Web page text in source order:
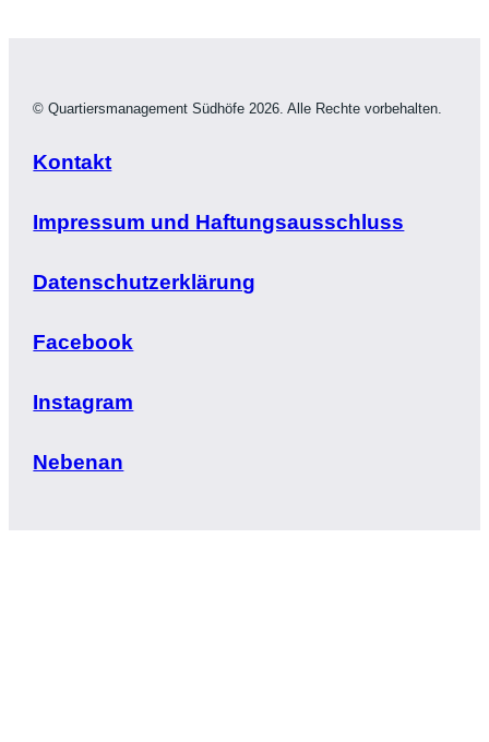
© Quartiersmanagement Südhöfe 2026. Alle Rechte vorbehalten.
Kontakt
Impressum und Haftungsausschluss
Datenschutzerklärung
Facebook
Instagram
Nebenan